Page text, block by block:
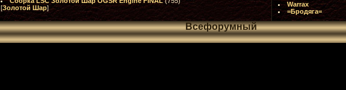
[Золотой Шар]
Warrax
=Бродяга=
Всефорумный